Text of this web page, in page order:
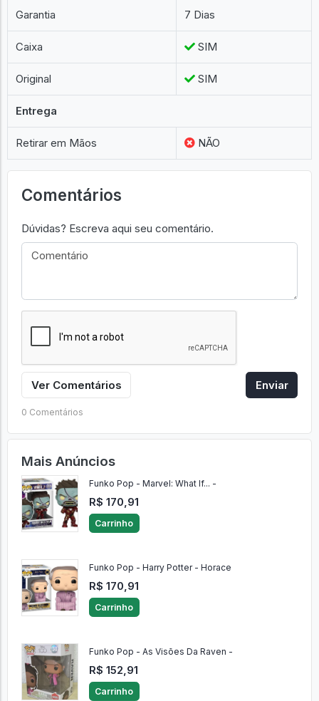
Garantia 7 Dias
Caixa SIM
Original SIM
Entrega
Retirar em Mãos NÃO
Comentários
Dúvidas? Escreva aqui seu comentário.
Ver Comentários Enviar
0 Comentários
Mais Anúncios
Funko Pop - Marvel: What If... -
R$ 170,91
Carrinho
Funko Pop - Harry Potter - Horace
R$ 170,91
Carrinho
Funko Pop - As Visões Da Raven -
R$ 152,91
Carrinho